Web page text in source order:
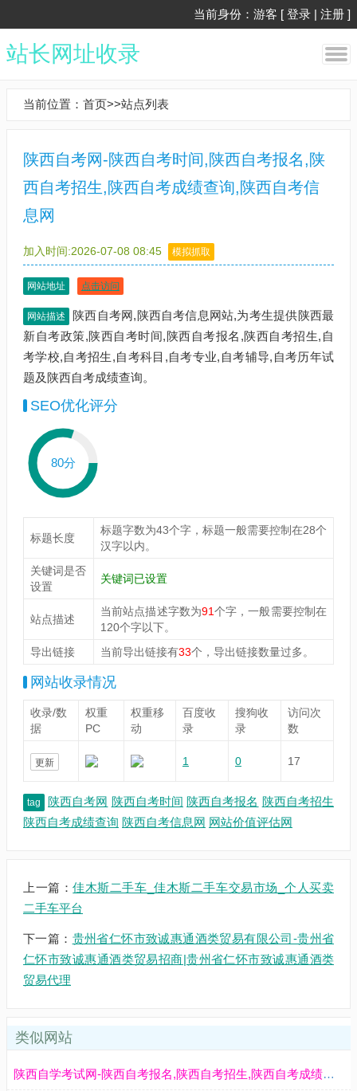
当前身份：游客 [ 登录 | 注册 ]
站长网址收录
当前位置： 首页>>站点列表
陕西自考网-陕西自考时间,陕西自考报名,陕
西自考招生,陕西自考成绩查询,陕西自考信
息网
加入时间:2026-07-08 08:45 模拟抓取
网站地址 点击访问
网站描述
陕西自考网,陕西自考信息网站,为考生提供陕西最
新自考政策,陕西自考时间,陕西自考报名,陕西自考招生,自
考学校,自考招生,自考科目,自考专业,自考辅导,自考历年试
题及陕西自考成绩查询。
SEO优化评分
80分
标题长度
标题字数为43个字，标题一般需要控制在28个
汉字以内。
关键词是否
设置
关键词已设置
站点描述
当前站点描述字数为91个字，一般需要控制在
120个字以下。
导出链接
当前导出链接有33个，导出链接数量过多。
网站收录情况
收录/数
据
权重
PC
权重移
动
百度收
录
搜狗收
录
访问次
数
更新 1 0 17
tag 陕西自考网 陕西自考时间 陕西自考报名 陕西自考招生
陕西自考成绩查询 陕西自考信息网 网站价值评估网
上一篇：佳木斯二手车_佳木斯二手车交易市场_个人买卖
二手车平台
下一篇： 贵州省仁怀市致诚惠通酒类贸易有限公司-贵州省
仁怀市致诚惠通酒类贸易招商|贵州省仁怀市致诚惠通酒类
贸易代理
类似网站
陕西自学考试网-陕西自考报名,陕西自考招生,陕西自考成绩查询,陕西自考网上报名入口网站